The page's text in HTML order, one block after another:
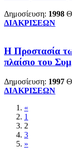
Δημοσίευση: 1998
ΔΙΑΚΡΙΣΕΩΝ
Η Πρoστασία
πλαίσιo τoυ
Δημοσίευση: 1997
ΔΙΑΚΡΙΣΕΩΝ
«
1
2
3
»